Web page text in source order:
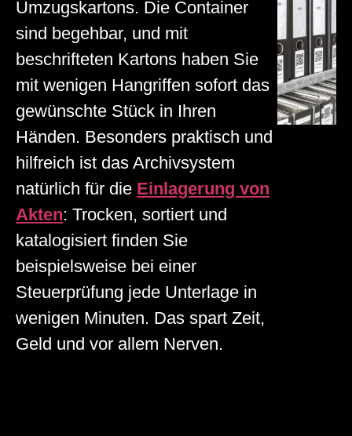
Umzugskartons. Die Container
sind begehbar, und mit
beschrifteten Kartons haben Sie
mit wenigen Hangriffen sofort das
gewünschte Stück in Ihren
Händen. Besonders praktisch und
hilfreich ist das Archivsystem
natürlich für die Einlagerung von
Akten: Trocken, sortiert und
katalogisiert finden Sie
beispielsweise bei einer
Steuerprüfung jede Unterlage in
wenigen Minuten. Das spart Zeit,
Geld und vor allem Nerven.